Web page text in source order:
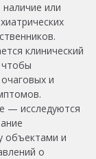
или
клинический
чтобы
и
— исследуются
объектами и
о